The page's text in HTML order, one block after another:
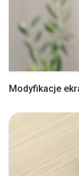
Modyfikacje